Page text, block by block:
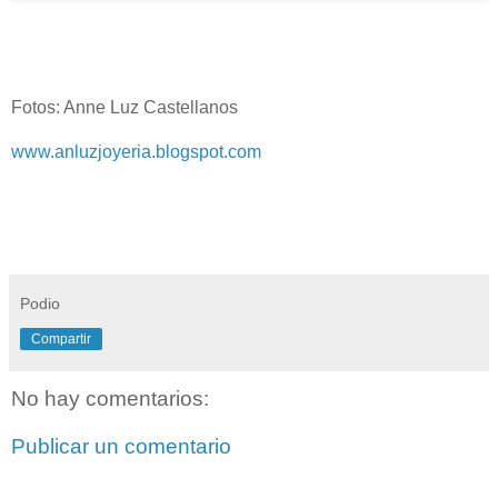
Fotos: Anne Luz Castellanos
www.anluzjoyeria.blogspot.com
Podio
Compartir
No hay comentarios:
Publicar un comentario